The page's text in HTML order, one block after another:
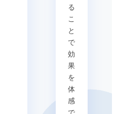
る
こ
と
で
効
果
を
体
感